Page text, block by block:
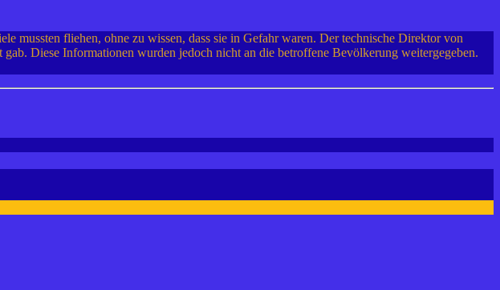
mussten fliehen, ohne zu wissen, dass sie in Gefahr waren. Der technische Direktor von
Diese Informationen wurden jedoch nicht an die betroffene Bevölkerung weitergegeben.